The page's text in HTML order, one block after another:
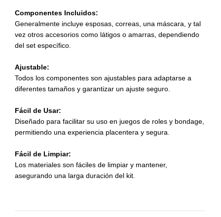
Componentes Incluidos:
Generalmente incluye esposas, correas, una máscara, y tal
vez otros accesorios como látigos o amarras, dependiendo
del set específico.
Ajustable:
Todos los componentes son ajustables para adaptarse a
diferentes tamaños y garantizar un ajuste seguro.
Fácil de Usar:
Diseñado para facilitar su uso en juegos de roles y bondage,
permitiendo una experiencia placentera y segura.
Fácil de Limpiar:
Los materiales son fáciles de limpiar y mantener,
asegurando una larga duración del kit.